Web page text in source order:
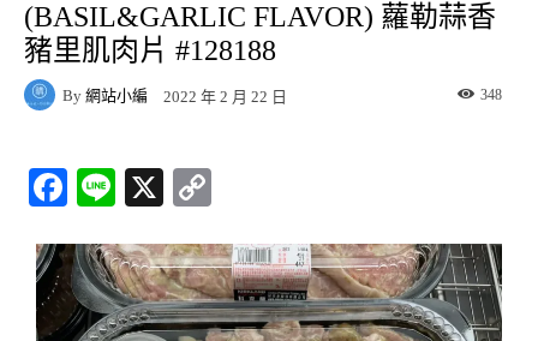
(BASIL&GARLIC FLAVOR) 蘿勒蒜香
豬里肌肉片 #128188
By 網站小編 2022 年 2 月 22 日 348
Fa
bo
ok
Li
X
y
Li